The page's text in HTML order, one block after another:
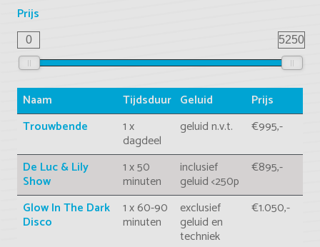
Prijs
0 5250
Naam Tijdsduur Geluid
Prijs
Trouwbende
1 x
dagdeel
geluid n.v.t. €995,-
De Luc & Lily
Show
1 x 50
minuten
inclusief
geluid <250p
€895,-
Glow In The Dark
Disco
1 x 60-90
minuten
exclusief
geluid en
techniek
€1.050,-